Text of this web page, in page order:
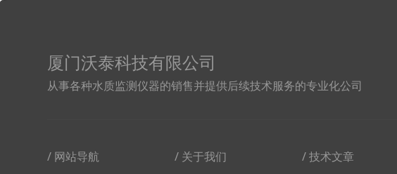
厦门沃泰科技有限公司
从事各种水质监测仪器的销售并提供后续技术服务的专业化公司
/ 网站导航 / 关于我们 / 技术文章